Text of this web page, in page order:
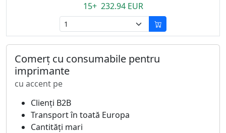
15+ 232.94 EUR
Comerț cu consumabile pentru
imprimante
cu accent pe
Clienți B2B
Transport în toată Europa
Cantități mari